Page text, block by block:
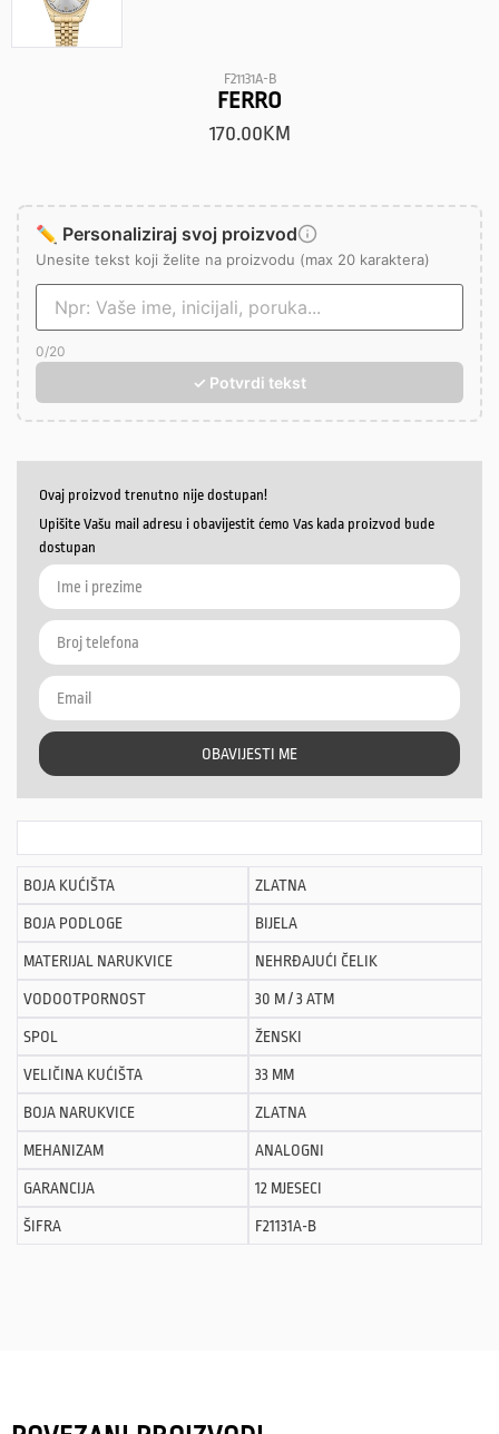
F21131A-B
FERRO
170.00KM
✏️ Personaliziraj svoj proizvod
Unesite tekst koji želite na proizvodu (max 20 karaktera)
0/20
✓ Potvrdi tekst
Ovaj proizvod trenutno nije dostupan!
Upišite Vašu mail adresu i obavijestit ćemo Vas kada proizvod bude
dostupan
OBAVIJESTI ME
BOJA KUĆIŠTA ZLATNA
BOJA PODLOGE BIJELA
MATERIJAL NARUKVICE NEHRĐAJUĆI ČELIK
VODOOTPORNOST 30 M / 3 ATM
SPOL ŽENSKI
VELIČINA KUĆIŠTA 33 MM
BOJA NARUKVICE ZLATNA
MEHANIZAM ANALOGNI
GARANCIJA 12 MJESECI
ŠIFRA F21131A-B